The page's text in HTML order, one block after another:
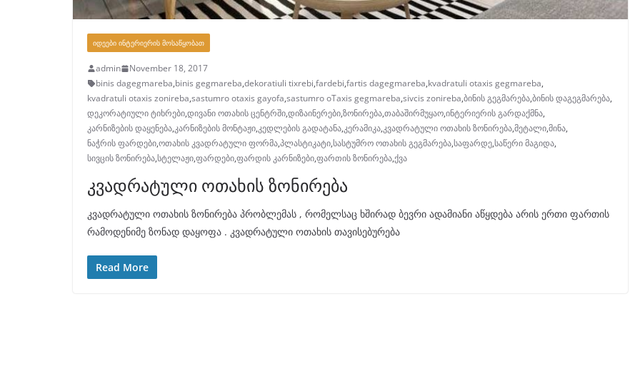
ᲘᲓᲔᲔᲑᲘ ᲘᲜᲢᲔᲠᲘᲔᲠᲘᲡ ᲛᲝᲡᲐᲬᲧᲝᲑᲐᲗ
admin
November 18, 2017
binis dagegmareba,binis gegmareba,dekoratiuli tixrebi,fardebi,fartis dagegmareba,kvadratuli otaxis gegmareba,
kvadratuli otaxis zonireba,sastumro otaxis gayofa,sastumro oTaxis gegmareba,sivcis zonireba,ბინის გეგმარება,ბინის დაგეგმარება,
დეკორატიული ტიხრები,დივანი ოთახის ცენტრში,დიზაინერები,ზონირება,თაბაშირმუყაო,ინტერიერის გარდაქმნა,
კარნიზების დაყენება,კარნიზების მონტაჟი,კედლების გადატანა,კერამიკა,კვადრატული ოთახის ზონირება,მეტალი,მინა,
ნაჭრის ფარდები,ოთახის კვადრატული ფორმა,პლასტიკატი,სასტუმრო ოთახის გეგმარება,საფარდე,საწერი მაგიდა,
სივცის ზონირება,სტელაჟი,ფარდები,ფარდის კარნიზები,ფართის ზონირება,ქვა
კვადრატული ოთახის ზონირება
კვადრატული ოთახის ზონირება პრობლემას , რომელსაც ხშირად ბევრი ადამიანი აწყდება არის ერთი ფართის
რამოდენიმე ზონად დაყოფა . კვადრატული ოთახის თავისებურება
Read More